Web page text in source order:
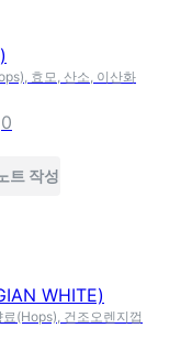
효모, 산소, 이산화
0
트 작성
WHITE)
(Hops), 건조오렌지껍